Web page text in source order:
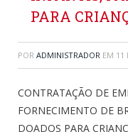
PARA
POR ADMINISTRADOR EM 11
CONTRATAÇÃO DE
FORNECIMENTO DE
DOADOS PARA